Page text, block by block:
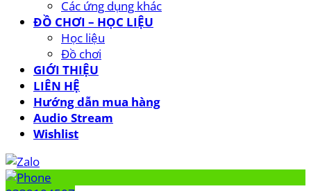
Các ứng dụng khác
ĐỒ CHƠI – HỌC LIỆU
Học liệu
Đồ chơi
GIỚI THIỆU
LIÊN HỆ
Hướng dẫn mua hàng
Audio Stream
Wishlist